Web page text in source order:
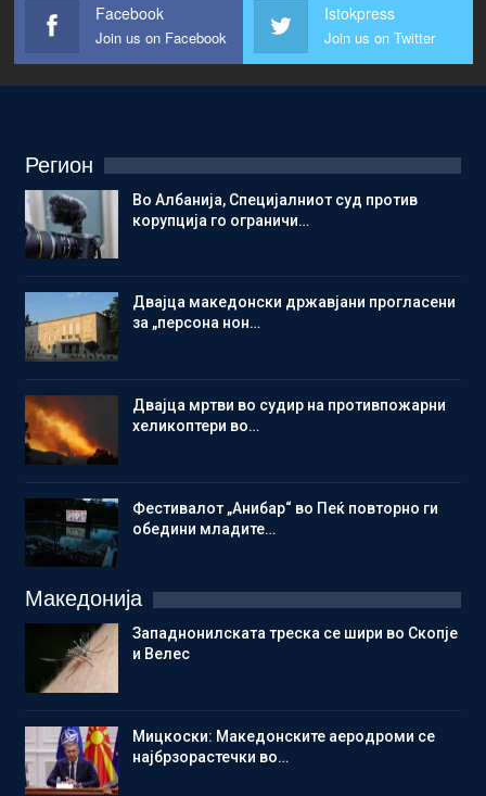
Facebook
Join us on Facebook
Istokpress
Join us on Twitter
Регион
Во Албанија, Специјалниот суд против
корупција го ограничи…
Двајца македонски државјани прогласени
за „персона нон…
Двајца мртви во судир на противпожарни
хеликоптери во…
Фестивалот „Анибар“ во Пеќ повторно ги
обедини младите…
Македонија
Западнонилската треска се шири во Скопје
и Велес
Мицкоски: Македонските аеродроми се
најбрзорастечки во…